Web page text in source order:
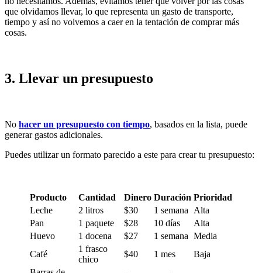
que olvidamos llevar, lo que representa un gasto de transporte,
tiempo y así no volvemos a caer en la tentación de comprar más
cosas.
3. Llevar un presupuesto
No hacer un presupuesto con tiempo, basados en la lista, puede
generar gastos adicionales.
Puedes utilizar un formato parecido a este para crear tu presupuesto:
Producto Cantidad Dinero Duración Prioridad
Leche
2 litros $30 1 semana
Alta
Pan
1 paquete $28 10 días
Alta
Huevo
1 docena $27 1 semana Media
Café
1 frasco
chico
$40 1 mes
Baja